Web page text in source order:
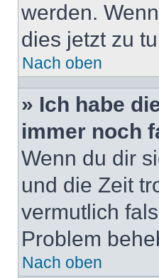
werden.
dies jetzt zu
Nach oben
» Ich habe
immer noch
Wenn du dir
und die Zeit
vermutlich
Problem
Nach oben